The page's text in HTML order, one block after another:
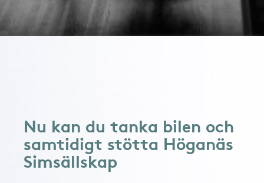
Nu kan du tanka bilen och
samtidigt stötta Höganäs
Simsällskap